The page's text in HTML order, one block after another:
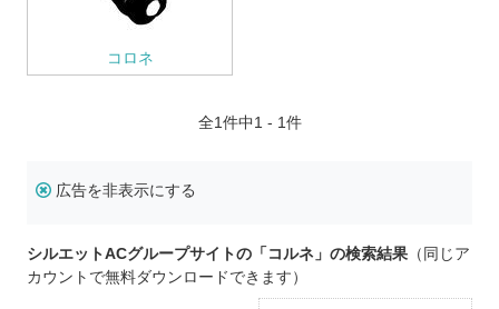
コロネ
全1件中1 - 1件
広告を非表示にする
シルエットACグループサイトの「コルネ」の検索結果 （同じア
カウントで無料ダウンロードできます）